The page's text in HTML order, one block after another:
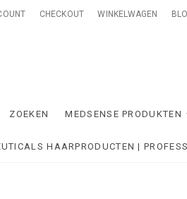
CHECKOUT WINKELWAGEN
ZOEKEN MEDSENSE PRODUKTEN
HAARPRODUCTEN |